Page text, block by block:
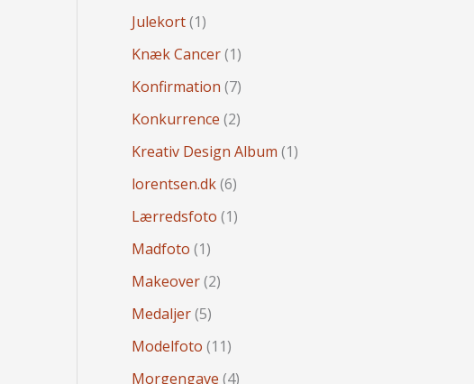
Julekort(1)
Knæk Cancer(1)
Konfirmation (7)
Konkurrence (2)
Kreativ Design Album (1)
lorentsen.dk(6)
Lærredsfoto (1)
Madfoto (1)
Makeover(2)
Medaljer(5)
Modelfoto (11)
Morgengave (4)